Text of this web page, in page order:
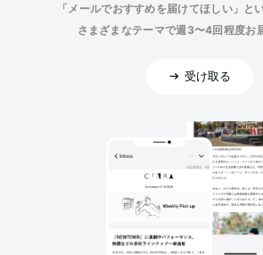
「メールでおすすめを届けてほしい」と
さまざまなテーマで週3〜4回程度お
受け取る